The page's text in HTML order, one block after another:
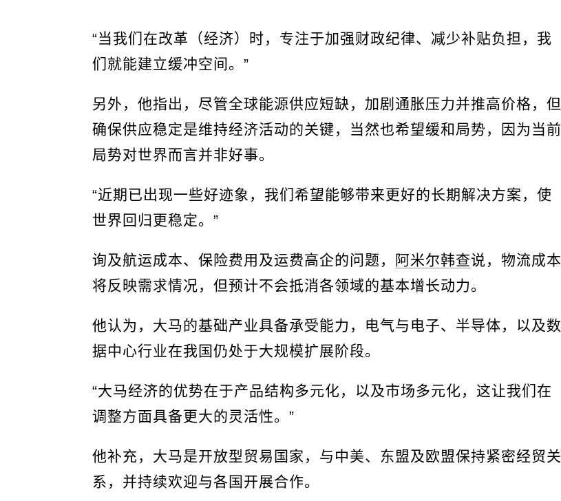
“当我们在改革（经济）时，专注于加强财政纪律、减少补贴负担，我
们就能建立缓冲空间。”
另外，他指出，尽管全球能源供应短缺，加剧通胀压力并推高价格，但
确保供应稳定是维持经济活动的关键，当然也希望缓和局势，因为当前
局势对世界而言并非好事。
“近期已出现一些好迹象，我们希望能够带来更好的长期解决方案，使
世界回归更稳定。”
询及航运成本、保险费用及运费高企的问题， 阿米尔韩查说，物流成本
将反映需求情况，但预计不会抵消各领域的基本增长动力。
他认为，大马的基础产业具备承受能力，电气与电子、半导体，以及数
据中心行业在我国仍处于大规模扩展阶段。
“大马经济的优势在于产品结构多元化，以及市场多元化，这让我们在
调整方面具备更大的灵活性。”
他补充，大马是开放型贸易国家，与中美、东盟及欧盟保持紧密经贸关
系，并持续欢迎与各国开展合作。